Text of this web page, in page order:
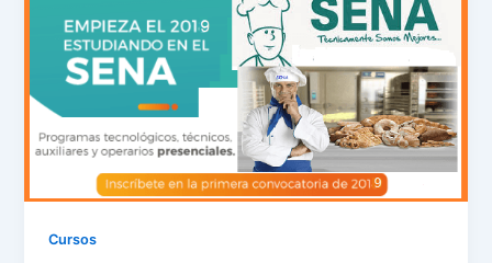
Cursos